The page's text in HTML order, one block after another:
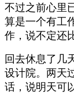
不过之前心里
算是一个有工
作，说不定还
回去休息了几
设计院。两天
话，说明天可